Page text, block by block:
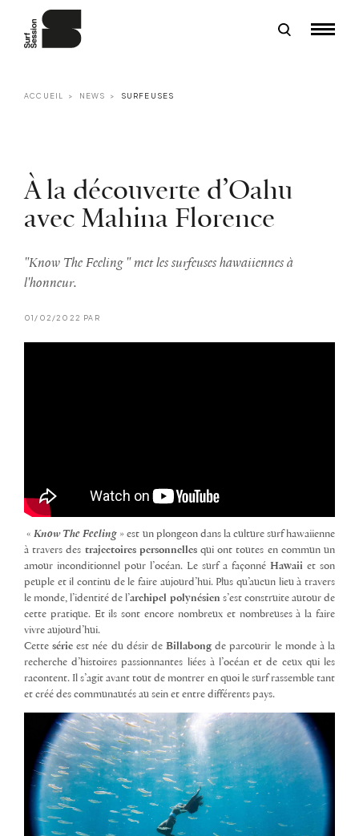
ACCUEIL NEWS SURFEUSES
À la découverte d’Oahu
avec Mahina Florence
"Know The Feeling " met les surfeuses hawaiiennes à
l'honneur.
01/02/2022 PAR
«Know The Feeling » est un plongeon dans la culture surf hawaiienne
à travers des trajectoires personnellesqui ont toutes en commun un
amour inconditionnel pour l’océan. Le surf a façonné Hawaii et son
peuple et il continu de le faire aujourd’hui. Plus qu’aucun lieu à travers
le monde, l’identité de l’archipel polynésien s’est construite autour de
cette pratique. Et ils sont encore nombreux et nombreuses à la faire
vivre aujourd’hui.
Cettesérie est née du désir deBillabong de parcourir le monde à la
recherche d’histoires passionnantes liées à l’océan et de ceux qui les
racontent. Il s’agit avant tout de montrer en quoi le surf rassemble tant
et créé des communautés au sein et entre différents pays.